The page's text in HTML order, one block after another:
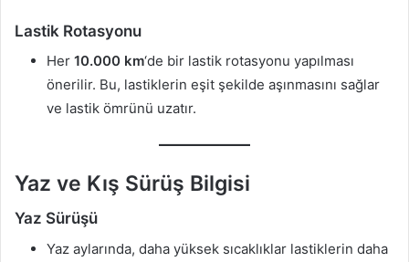
Lastik Rotasyonu
Her 10.000 km‘de bir lastik rotasyonu yapılması
önerilir. Bu, lastiklerin eşit şekilde aşınmasını sağlar
ve lastik ömrünü uzatır.
Yaz ve Kış Sürüş Bilgisi
Yaz Sürüşü
Yaz aylarında, daha yüksek sıcaklıklar lastiklerin daha